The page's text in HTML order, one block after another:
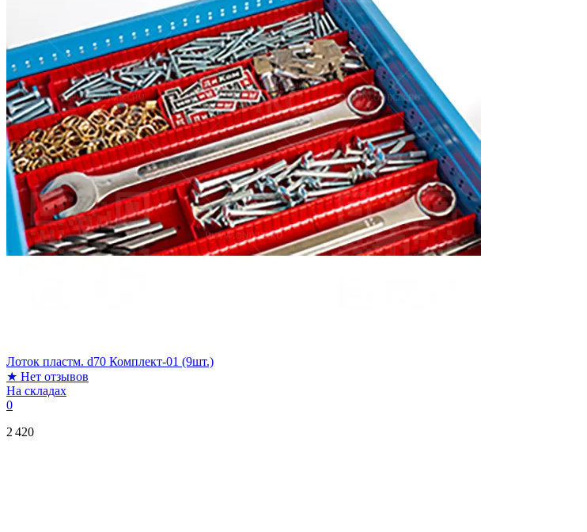
Лоток пластм. d70 Комплект-01 (9шт.)
★ Нет отзывов
На складах
0
2 420